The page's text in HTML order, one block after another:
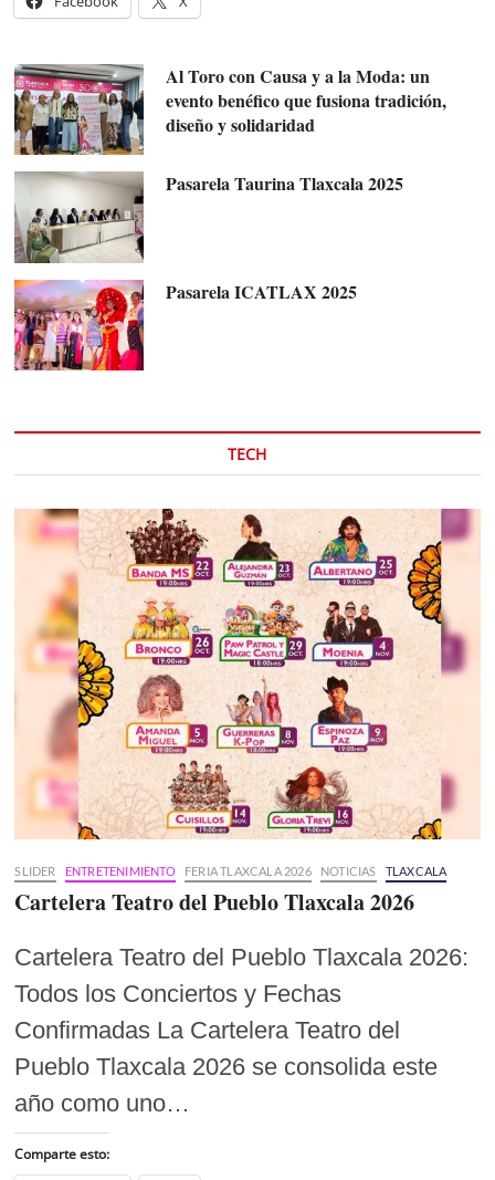
Al Toro con Causa y a la Moda: un
evento benéfico que fusiona tradición,
diseño y solidaridad
Pasarela Taurina Tlaxcala 2025
Pasarela ICATLAX 2025
TECH
SLIDER ENTRETENIMIENTO FERIA TLAXCALA 2026 NOTICIAS TLAXCALA
Cartelera Teatro del Pueblo Tlaxcala 2026
Cartelera Teatro del Pueblo Tlaxcala 2026:
Todos los Conciertos y Fechas
Confirmadas La Cartelera Teatro del
Pueblo Tlaxcala 2026 se consolida este
año como uno…
Comparte esto: